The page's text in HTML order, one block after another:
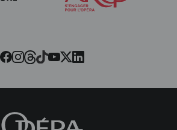
Facebook
Instagram
Threads
Tiktok
Youtube
Twitter
LinkedIn